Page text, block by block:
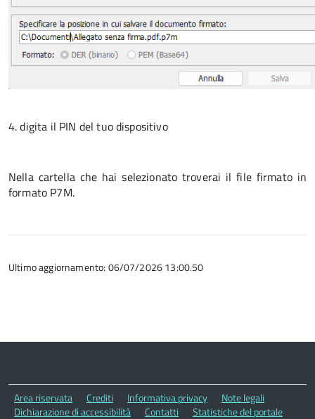
4. digita il PIN del tuo dispositivo
Nella cartella che hai selezionato troverai il file firmato in
formato P7M.
Ultimo aggiornamento: 06/07/2026 13:00.50
Area riservata Crediti Informativa privacy
Note legali
Dichiarazione di accessibilità
Contatti
Statistiche del portale